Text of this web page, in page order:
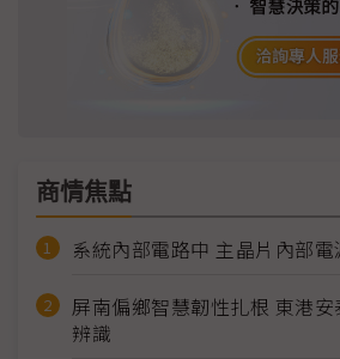
商情焦點
系統內部電路中 主晶片內部
屏南偏鄉智慧韌性扎根 東港
辨識